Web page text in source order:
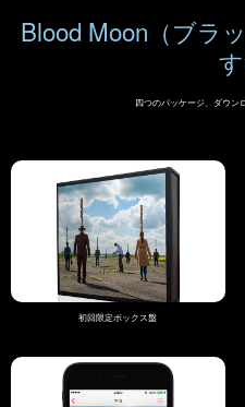
Blood Moon（ブラ
四つのパッケージ、ダウン
初回限定ボックス盤